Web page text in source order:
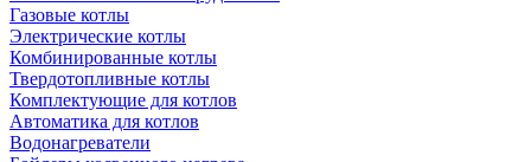
Газовые котлы
Электрические котлы
Комбинированные котлы
Твердотопливные котлы
Комплектующие для котлов
Автоматика для котлов
Водонагреватели